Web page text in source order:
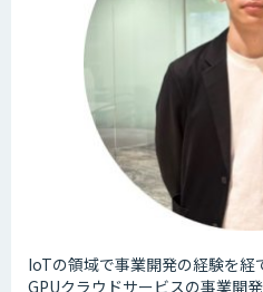
IoTの領域で事業開発の経験を経
GPUクラウドサービスの事業開